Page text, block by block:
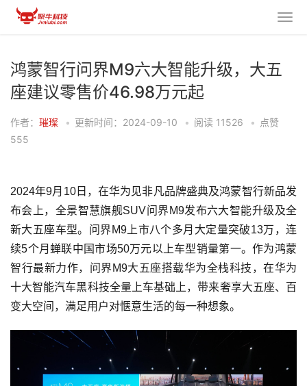
鸿蒙智行问界M9六大智能升级，大五
座建议零售价46.98万元起
作者： 璀璨 • 更新时间：2024-09-10 • 阅读 11526 • 点赞
555
2024年9月10日，在华为见非凡品牌盛典及鸿蒙智行新品发
布会上，全景智慧旗舰SUV问界M9发布六大智能升级及全
新大五座车型。问界M9上市八个多月大定量突破13万，连
续5个月蝉联中国市场50万元以上车型销量第一。作为鸿蒙
智行最新力作，问界M9大五座搭载华为全栈科技，在华为
十大智能汽车黑科技全量上车基础上，带来奢享大五座、百
变大空间，满足用户对惬意生活的每一种想象。